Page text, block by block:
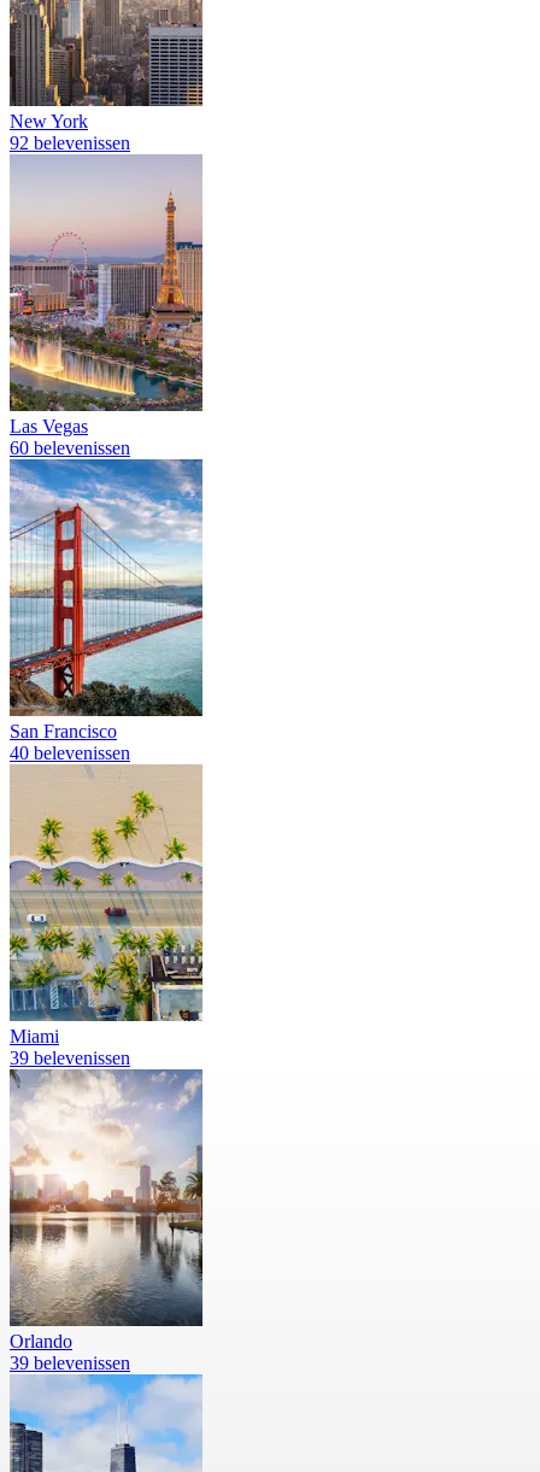
New York
92 belevenissen
Las Vegas
60 belevenissen
San Francisco
40 belevenissen
Miami
39 belevenissen
Orlando
39 belevenissen